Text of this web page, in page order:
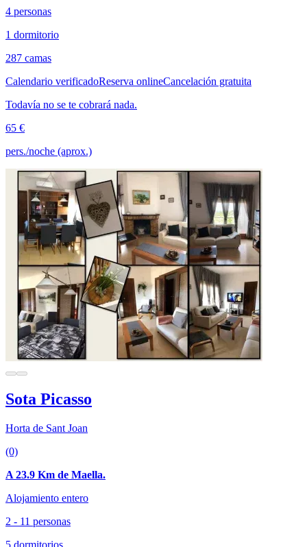
4 personas
1 dormitorio
287 camas
Calendario verificadoReserva onlineCancelación gratuita
Todavía no se te cobrará nada.
65 €
pers./noche (aprox.)
Sota Picasso
Horta de Sant Joan
(0)
A 23.9 Km de Maella.
Alojamiento entero
2 - 11 personas
5 dormitorios